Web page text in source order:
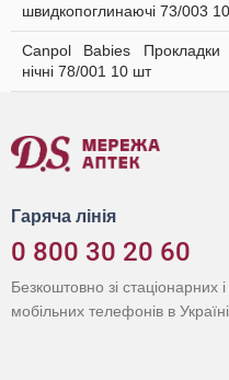
швидкопоглинаючі 73/003
Canpol Babies Прокладки
нічні 78/001 10 шт
Гаряча лінія
0 800 30 20 60
Безкоштовно зі стаціонарних і
мобільних телефонів в Україні